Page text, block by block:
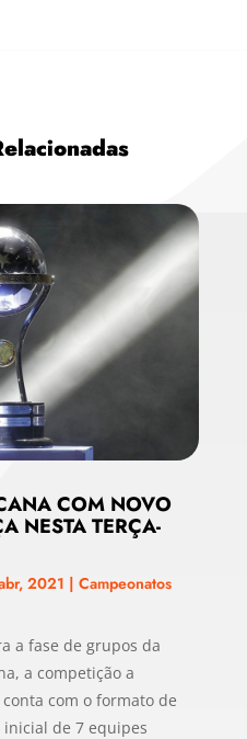
COM NOVO
NESTA TERÇA-
2021 | Campeonatos
a fase de grupos da
a competição a
com o formato de
de 7 equipes